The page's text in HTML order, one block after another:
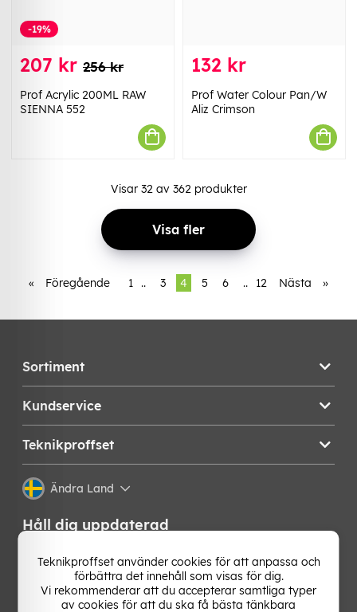
-19%
207 kr 256 kr
Prof Acrylic 200ML RAW
SIENNA 552
132 kr
Prof Water Colour Pan/W
Aliz Crimson
Visar 32av 362produkter
Visa fler
« Föregående 1 .. 3 4 5 6 .. 12 Nästa »
Sortiment
Kundservice
Teknikproffset
Ändra Land
Håll dig uppdaterad
Få de senaste nyheterna, hetaste erbjudandena och
bästa tipsen från oss direkt i din mejlkorg. Signa upp på
vårt nyhetsbrev!
Teknikproffset använder cookies för att anpassa och
förbättra det innehåll som visas för dig.
Vi rekommenderar att du accepterar samtliga typer
av cookies för att du ska få bästa tänkbara